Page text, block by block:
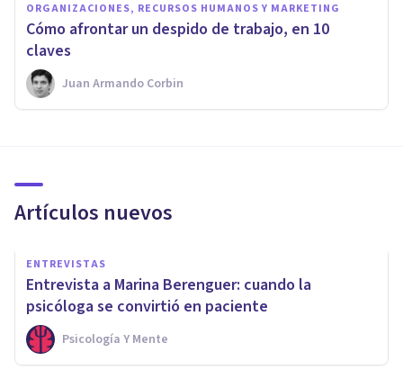
ORGANIZACIONES, RECURSOS HUMANOS Y MARKETING
​Cómo afrontar un despido de trabajo, en 10
claves
Juan Armando Corbin
Artículos nuevos
ENTREVISTAS
Entrevista a Marina Berenguer: cuando la
psicóloga se convirtió en paciente
Psicología Y Mente